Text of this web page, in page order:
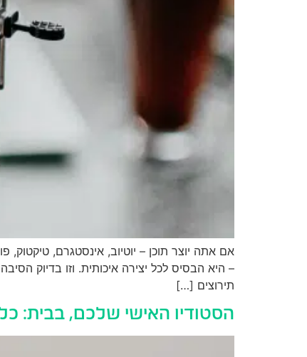
אם אתה יוצר תוכן – יוטיוב, אינסטגרם,
תירוצים […]
הסטודיו האישי שלכם, בבית: